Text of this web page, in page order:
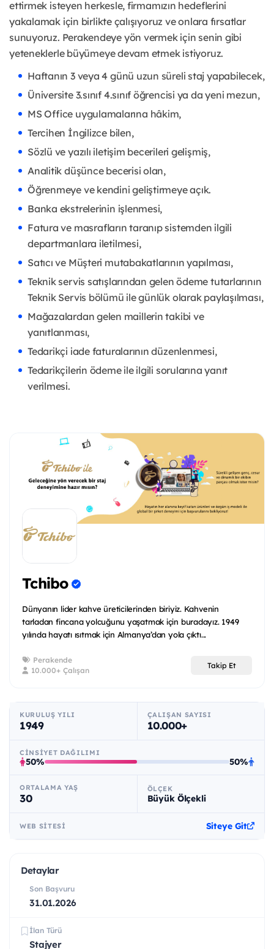
ettirmek isteyen herkesle, firmamızın hedeflerini
yakalamak için birlikte çalışıyoruz ve onlara fırsatlar
sunuyoruz. Perakendeye yön vermek için senin gibi
yeteneklerle büyümeye devam etmek istiyoruz.
Haftanın 3 veya 4 günü uzun süreli staj yapabilecek,
Üniversite 3.sınıf 4.sınıf öğrencisi ya da yeni mezun,
MS Office uygulamalarına hâkim,
Tercihen İngilizce bilen,
Sözlü ve yazılı iletişim becerileri gelişmiş,
Analitik düşünce becerisi olan,
Öğrenmeye ve kendini geliştirmeye açık.
Banka ekstrelerinin işlenmesi,
Fatura ve masrafların taranıp sistemden ilgili
departmanlara iletilmesi,
Satıcı ve Müşteri mutabakatlarının yapılması,
Teknik servis satışlarından gelen ödeme tutarlarının
Teknik Servis bölümü ile günlük olarak paylaşılması,
Mağazalardan gelen maillerin takibi ve
yanıtlanması,
Tedarikçi iade faturalarının düzenlenmesi,
Tedarikçilerin ödeme ile ilgili sorularına yanıt
verilmesi.
Tchibo
Dünyanın lider kahve üreticilerinden biriyiz. Kahvenin
tarladan fincana yolcuğunu yaşatmak için buradayız. 1949
yılında hayatı ısıtmak için Almanya’dan yola çıktı...
Perakende
10.000+ Çalışan
Takip Et
KURULUŞ YILI
1949
ÇALIŞAN SAYISI
10.000+
CINSIYET DAĞILIMI
50% 50%
ORTALAMA YAŞ
30
ÖLÇEK
Büyük Ölçekli
WEB SITESI Siteye Git
Detaylar
Son Başvuru
31.01.2026
İlan Türü
Stajyer